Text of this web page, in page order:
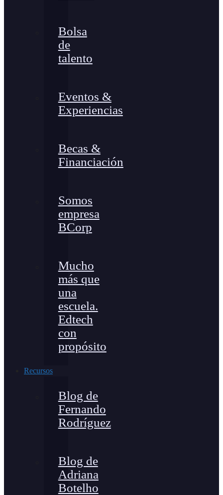
Bolsa
de
talento
Eventos &
Experiencias
Becas &
Financiación
Somos
empresa
BCorp
Mucho
más que
una
escuela.
Edtech
con
propósito
Recursos
Blog de
Fernando
Rodríguez
Blog de
Adriana
Botelho